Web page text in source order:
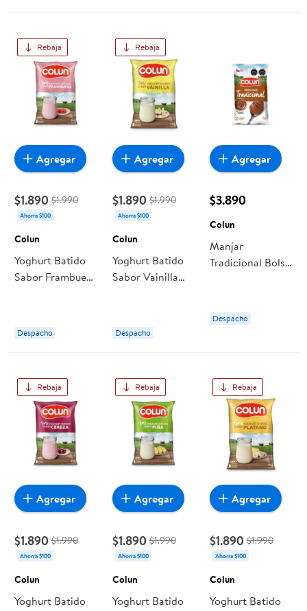
Rebaja
$1.890 $1.990
Ahorra $100
Colun
Yoghurt Batido
Sabor Frambuesa
Despacho
Agregar
Rebaja
$1.890 $1.990
Ahorra $100
Colun
Yoghurt Batido
Sabor Vainilla
Despacho
Agregar
$3.890
Colun
Manjar
Tradicional Bolsa
Despacho
Agregar
Rebaja
$1.890 $1.990
Ahorra $100
Colun
Yoghurt Batido
Agregar
Rebaja
$1.890 $1.990
Ahorra $100
Colun
Yoghurt Batido
Agregar
Rebaja
$1.890 $1.990
Ahorra $100
Colun
Yoghurt Batido
Agregar